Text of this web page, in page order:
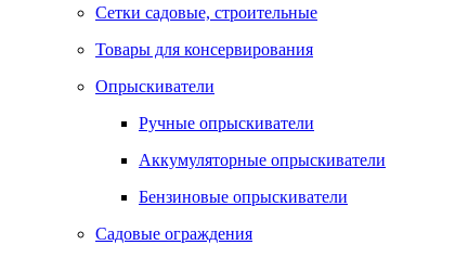
Сетки садовые, строительные
Товары для консервирования
Опрыскиватели
Ручные опрыскиватели
Аккумуляторные опрыскиватели
Бензиновые опрыскиватели
Садовые ограждения